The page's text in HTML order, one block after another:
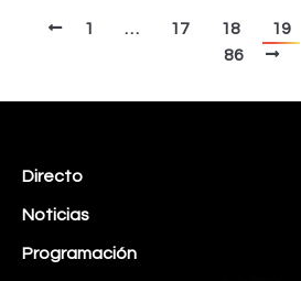
1 … 17 18 19
86
Directo
Noticias
Programación